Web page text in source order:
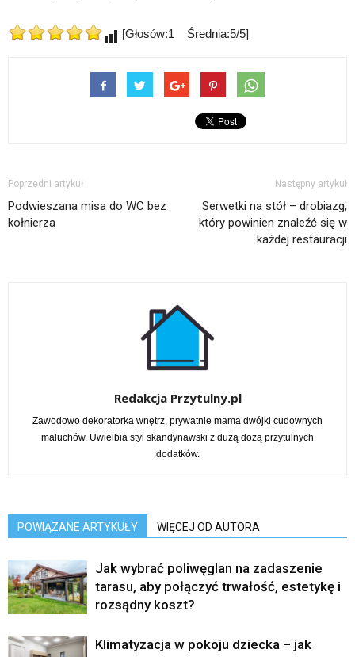
[Głosów:1 Średnia:5/5]
Poprzedni artykuł
Podwieszana misa do WC bez
kołnierza
Następny artykuł
Serwetki na stół – drobiazg,
który powinien znaleźć się w
każdej restauracji
Redakcja Przytulny.pl
Zawodowo dekoratorka wnętrz, prywatnie mama dwójki cudownych
maluchów. Uwielbia styl skandynawski z dużą dozą przytulnych
dodatków.
POWIĄZANE ARTYKUŁY WIĘCEJ OD AUTORA
Jak wybrać poliwęglan na zadaszenie
tarasu, aby połączyć trwałość, estetykę i
rozsądny koszt?
Klimatyzacja w pokoju dziecka – jak